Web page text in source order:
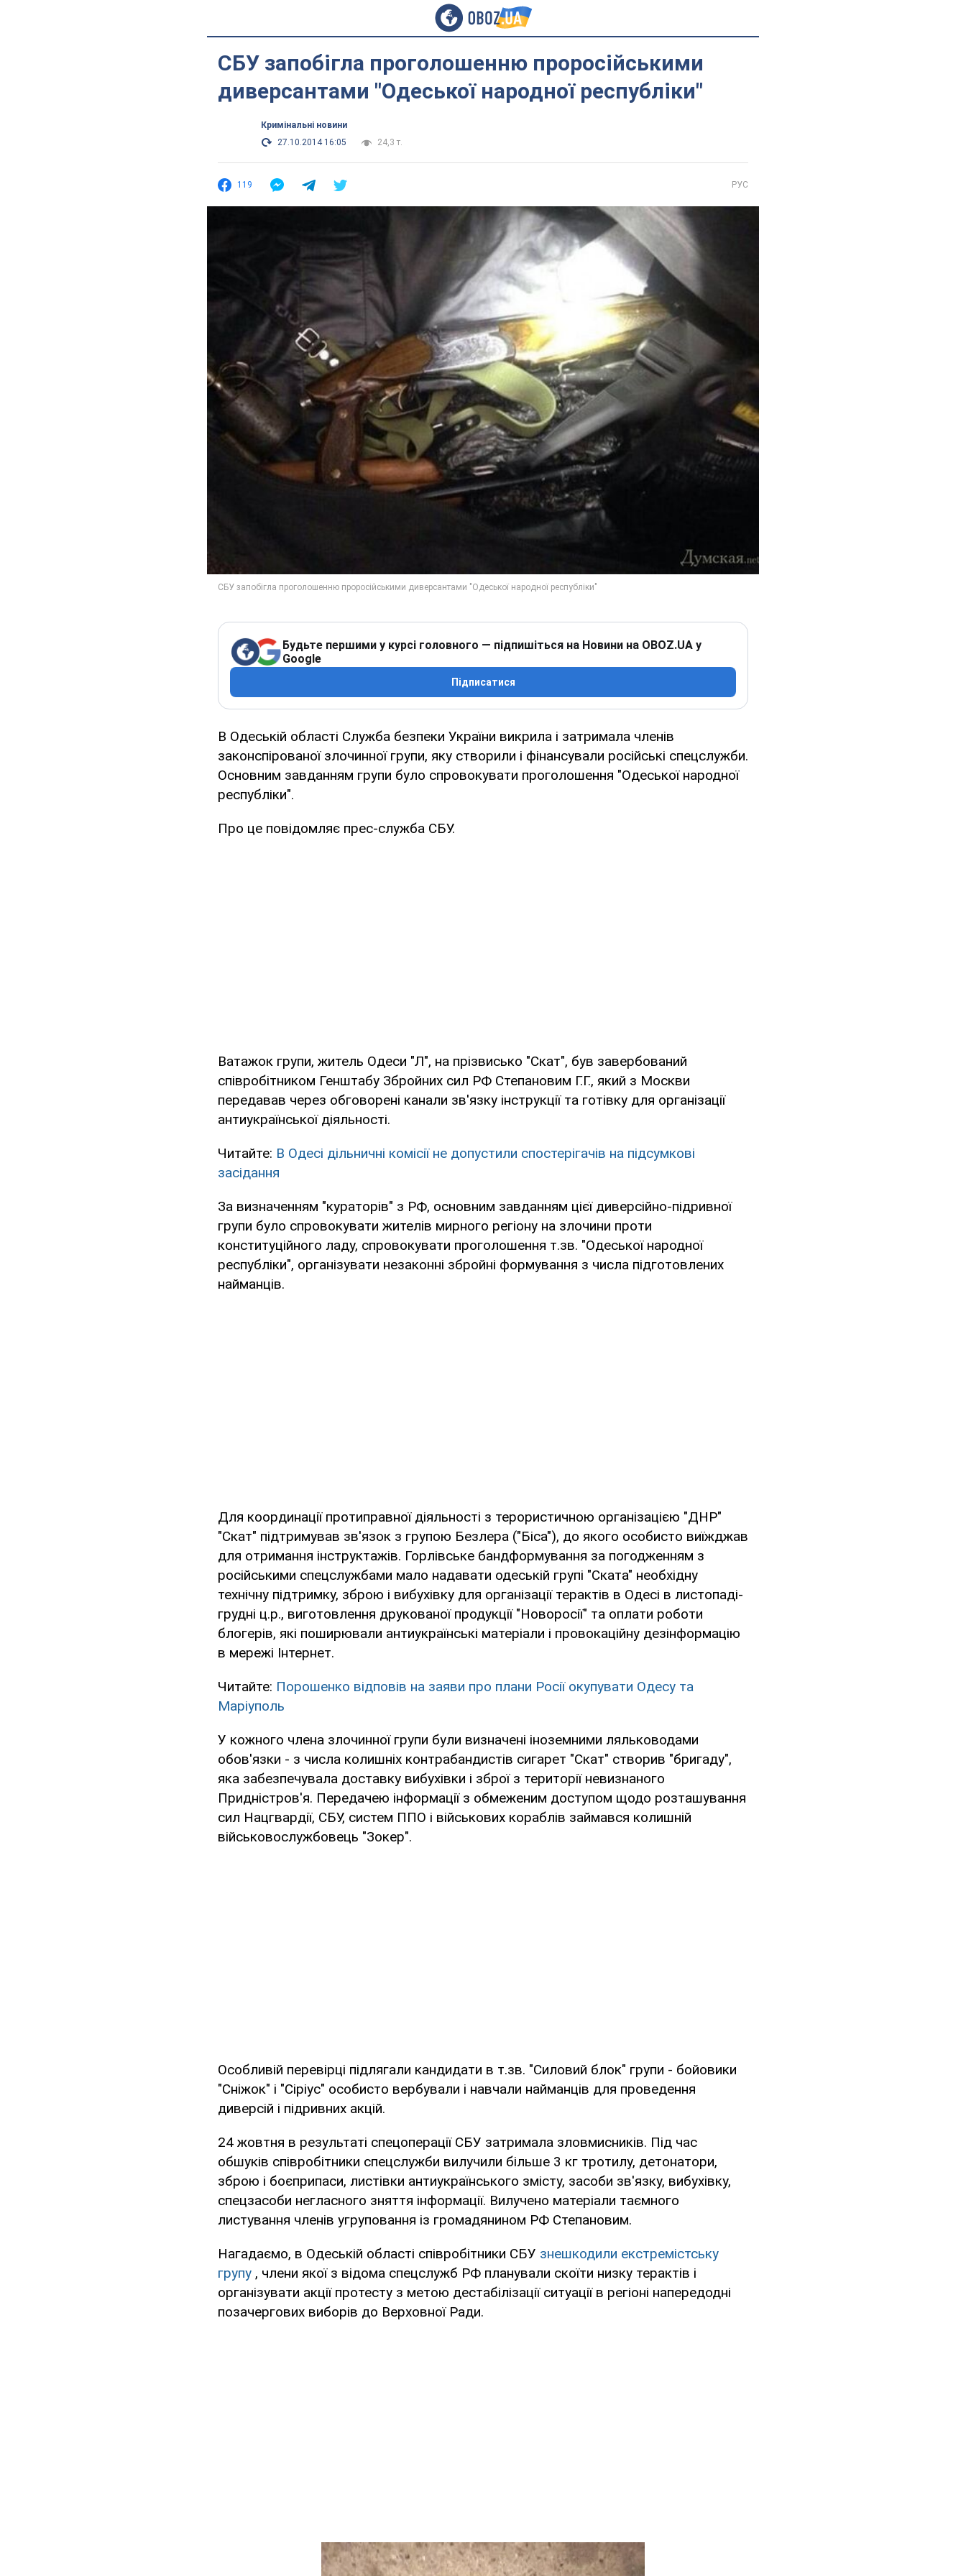
СБУ запобігла проголошенню проросійськими
диверсантами "Одеської народної республіки"
Кримінальні новини
27.10.2014 16:05
24,3 т.
119 РУС
Будьте першими у курсі головного — підпишіться на Новини на OBOZ.UA у
Google
Підписатися
В Одеській області Служба безпеки України викрила і затримала членів
законспірованої злочинної групи, яку створили і фінансували російські спецслужби.
Основним завданням групи було спровокувати проголошення "Одеської народної
республіки".
Про це повідомляє прес-служба СБУ.
Ватажок групи, житель Одеси "Л", на прізвисько "Скат", був завербований
співробітником Генштабу Збройних сил РФ Степановим Г.Г., який з Москви
передавав через обговорені канали зв'язку інструкції та готівку для організації
антиукраїнської діяльності.
Читайте: В Одесі дільничні комісії не допустили спостерігачів на підсумкові
засідання
За визначенням "кураторів" з РФ, основним завданням цієї диверсійно-підривної
групи було спровокувати жителів мирного регіону на злочини проти
конституційного ладу, спровокувати проголошення т.зв. "Одеської народної
республіки", організувати незаконні збройні формування з числа підготовлених
найманців.
Для координації протиправної діяльності з терористичною організацією "ДНР"
"Скат" підтримував зв'язок з групою Безлера ("Біса"), до якого особисто виїжджав
для отримання інструктажів. Горлівське бандформування за погодженням з
російськими спецслужбами мало надавати одеській групі "Ската" необхідну
технічну підтримку, зброю і вибухівку для організації терактів в Одесі в листопаді-
грудні ц.р., виготовлення друкованої продукції "Новоросії" та оплати роботи
блогерів, які поширювали антиукраїнські матеріали і провокаційну дезінформацію
в мережі Інтернет.
Читайте: Порошенко відповів на заяви про плани Росії окупувати Одесу та
Маріуполь
У кожного члена злочинної групи були визначені іноземними ляльководами
обов'язки - з числа колишніх контрабандистів сигарет "Скат" створив "бригаду",
яка забезпечувала доставку вибухівки і зброї з території невизнаного
Придністров'я. Передачею інформації з обмеженим доступом щодо розташування
сил Нацгвардії, СБУ, систем ППО і військових кораблів займався колишній
військовослужбовець "Зокер".
Особливій перевірці підлягали кандидати в т.зв. "Силовий блок" групи - бойовики
"Сніжок" і "Сіріус" особисто вербували і навчали найманців для проведення
диверсій і підривних акцій.
24 жовтня в результаті спецоперації СБУ затримала зловмисників. Під час
обшуків співробітники спецслужби вилучили більше 3 кг тротилу, детонатори,
зброю і боєприпаси, листівки антиукраїнського змісту, засоби зв'язку, вибухівку,
спецзасоби негласного зняття інформації. Вилучено матеріали таємного
листування членів угруповання із громадянином РФ Степановим.
Нагадаємо, в Одеській області співробітники СБУ знешкодили екстремістську
групу , члени якої з відома спецслужб РФ планували скоїти низку терактів і
організувати акції протесту з метою дестабілізації ситуації в регіоні напередодні
позачергових виборів до Верховної Ради.